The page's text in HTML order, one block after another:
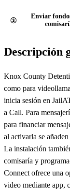
Enviar
Descripción
Knox County
como para
inicia sesión en
a Call. Para
para financiar
al activarla se
La instalación
comisaría y
Connect ofrece una
video mediante app,